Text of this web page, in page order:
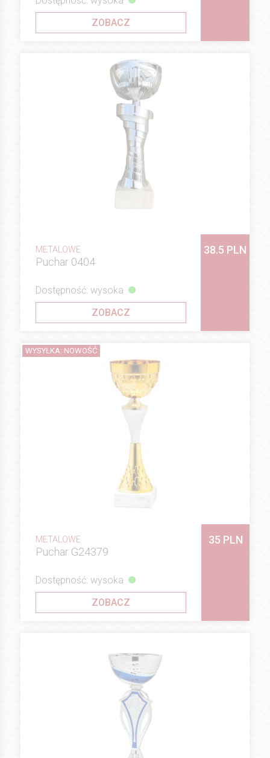
ZOBACZ
METALOWE
Puchar 0404
38.5 PLN
Dostępność: wysoka
ZOBACZ
METALOWE
Puchar G24379
35 PLN
Dostępność: wysoka
ZOBACZ
WYSYŁKA: NOWOŚĆ